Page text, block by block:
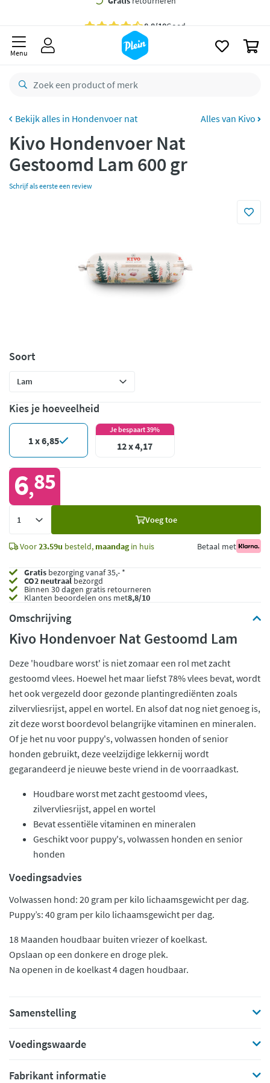
besteld,maandag
retourneren
CO2 neutraal
Betaal met Klarna
Menu
Hondenvoer nat Alles van Kivo
Kivo Hondenvoer Nat
Gestoomd Lam 600 gr
Schrijf als eerste een review
Soort
Kies je hoeveelheid
1 x 6,85
Je bespaart 39%
12 x 4,17
6,85
Voeg toe
Voor23.59u besteld, maandagin huis Betaal met
Gratis bezorging vanaf 35,- *
CO2 neutraalbezorgd
Binnen 30 dagen gratis retourneren
Klanten beoordelen ons met8,8/10
Omschrijving
Kivo Hondenvoer Nat Gestoomd Lam
Deze 'houdbare worst' is niet zomaar een rol met zacht
gestoomd vlees. Hoewel het maar liefst 78% vlees bevat, wordt
het ook vergezeld door gezonde plantingrediënten zoals
zilvervliesrijst, appel en wortel. En alsof dat nog niet genoeg is,
zit deze worst boordevol belangrijke vitaminen en mineralen.
Of je het nu voor puppy's, volwassen honden of senior
honden gebruikt, deze veelzijdige lekkernij wordt
gegarandeerd je nieuwe beste vriend in de voorraadkast.
Houdbare worst met zacht gestoomd vlees,
zilvervliesrijst, appel en wortel
Bevat essentiële vitaminen en mineralen
Geschikt voor puppy's, volwassen honden en senior
honden
Voedingsadvies
Volwassen hond: 20 gram per kilo lichaamsgewicht per dag.
Puppy’s: 40 gram per kilo lichaamsgewicht per dag.
18 Maanden houdbaar buiten vriezer of koelkast.
Opslaan op een donkere en droge plek.
Na openen in de koelkast 4 dagen houdbaar.
Samenstelling
Voedingswaarde
Fabrikant informatie